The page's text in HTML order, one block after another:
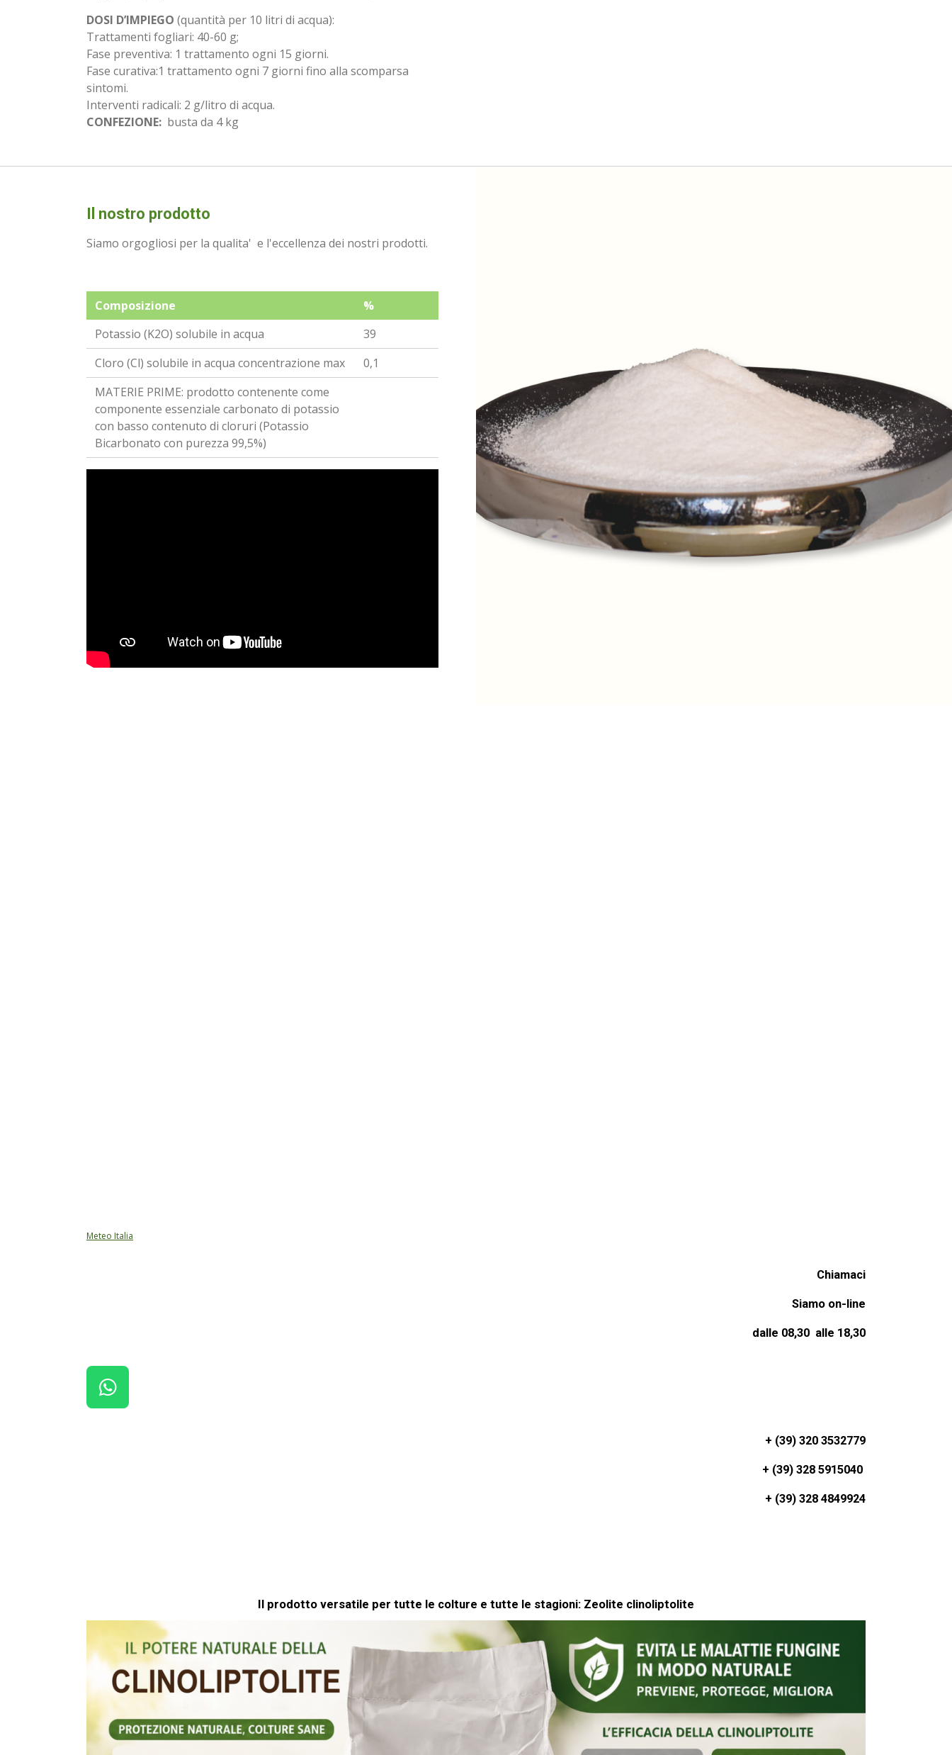
DOSI D’IMPIEGO (quantità per 10 litri di acqua):
Trattamenti fogliari: 40-60 g;
Fase preventiva: 1 trattamento ogni 15 giorni.
Fase curativa:1 trattamento ogni 7 giorni fino alla scomparsa
sintomi.
Interventi radicali: 2 g/litro di acqua.
CONFEZIONE: busta da 4 kg
Il nostro prodotto
Siamo orgogliosi per la qualita' e l'eccellenza dei nostri prodotti.
Composizione
%
Potassio (K2O) solubile in acqua
39
Cloro (Cl) solubile in acqua concentrazione max
0,1
MATERIE PRIME: prodotto contenente come
componente essenziale carbonato di potassio
con basso contenuto di cloruri (Potassio
Bicarbonato con purezza 99,5%)
Meteo Italia
Chiamaci
Siamo on-line
dalle 08,30 alle 18,30
W
H
+ (39) 320 3532779
+ (39) 328 5915040
+ (39) 328 4849924
Il prodotto versatile per tutte le colture e tutte le stagioni: Zeolite clinoliptolite